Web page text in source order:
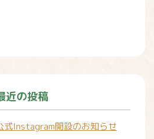
近の投稿
式Instagram開設のお知らせ